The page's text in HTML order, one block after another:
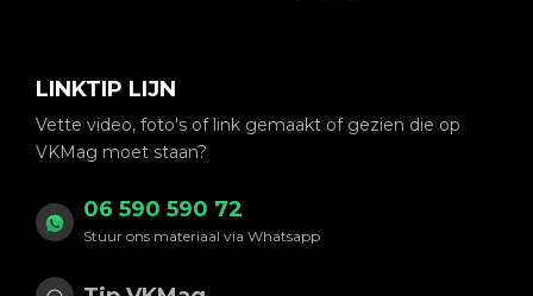
LINKTIP LIJN
Vette video, foto's of link gemaakt of gezien die op
VKMag moet staan?
06 590 590 72
Stuur ons materiaal via Whatsapp